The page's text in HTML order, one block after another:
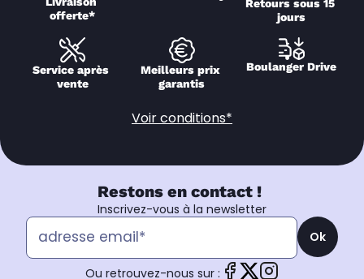
offerte*
Retours sous 15
jours
Service après
vente
Meilleurs prix
garantis
Boulanger Drive
Voir conditions*
Restons en contact !
Inscrivez-vous à la newsletter
Ok
Ou retrouvez-nous sur :